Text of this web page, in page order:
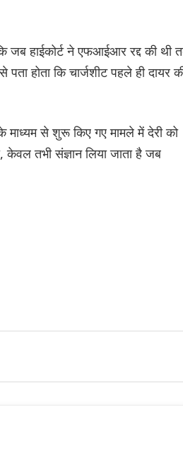
जब हाईकोर्ट ने एफआईआर रद्द की थी
होता कि चार्जशीट पहले ही दायर
माध्यम से शुरू किए गए मामले में देरी को
तभी संज्ञान लिया जाता है जब